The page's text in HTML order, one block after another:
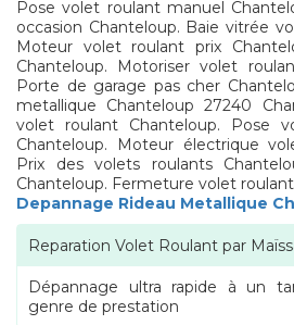
Pose volet roulant manuel
occasion Chanteloup. Baie vitrée
Moteur volet roulant prix
Chanteloup. Motoriser volet
Porte de garage pas cher
metallique Chanteloup 27240
volet roulant Chanteloup. Pose
Chanteloup. Moteur électrique
Prix des volets roulants
Chanteloup. Fermeture volet roulant
Depannage Rideau Metallique
Reparation Volet Roulant par
Dépannage ultra rapide à un
genre de prestation